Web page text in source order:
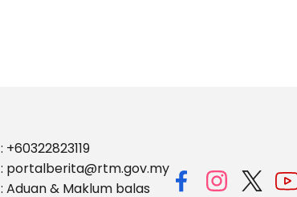
: +60322823119
: portalberita@rtm.gov.my
: Aduan & Maklum balas